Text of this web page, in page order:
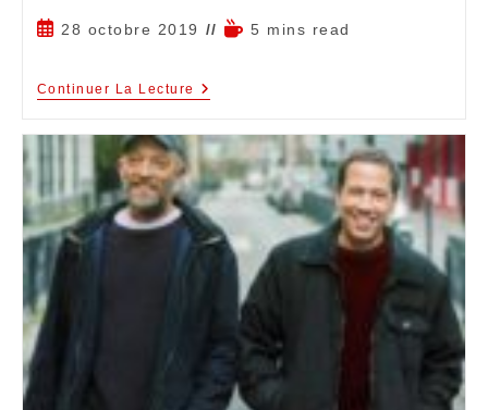
28 octobre 2019 5 mins read
Continuer La Lecture